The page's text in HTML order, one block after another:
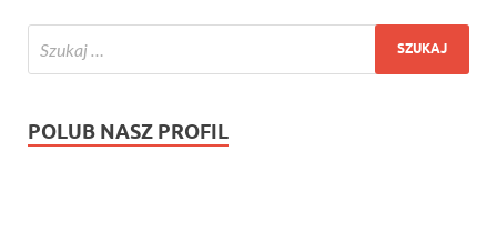
POLUB NASZ PROFIL